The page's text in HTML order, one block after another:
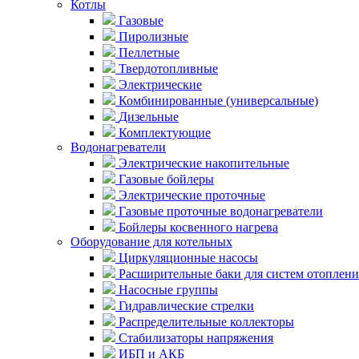
Котлы
Газовые
Пиролизные
Пеллетные
Твердотопливные
Электрические
Комбинированные (универсальные)
Дизельные
Комплектующие
Водонагреватели
Электрические накопительные
Газовые бойлеры
Электрические проточные
Газовые проточные водонагреватели
Бойлеры косвенного нагрева
Оборудование для котельных
Циркуляционные насосы
Расширительные баки для систем
Насосные группы
Гидравлические стрелки
Распределительные коллекторы
Стабилизаторы напряжения
ИБП и АКБ